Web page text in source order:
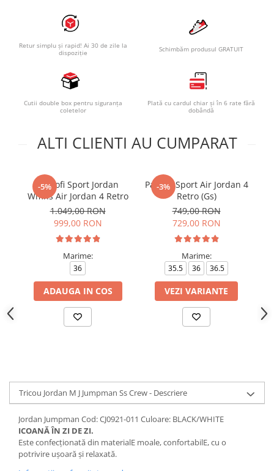
Retur simplu și rapid! Ai 30 de zile la
dispoziție
Schimbăm produsul GRATUIT
Cutii double box pentru siguranța
coletelor
Plată cu cardul chiar și în 6 rate fără
dobândă
ALTI CLIENTI AU CUMPARAT
-5%
Pantofi Sport Jordan
Wmns Air Jordan 4 Retro
1.049,00 RON
999,00 RON
Marime:
36
ADAUGA IN COS
-3%
Pantofi Sport Air Jordan 4
Retro (Gs)
749,00 RON
729,00 RON
Marime:
35.5 36 36.5
VEZI VARIANTE
Tricou Jordan M J Jumpman Ss Crew - Descriere
Jordan Jumpman Cod: CJ0921-011 Culoare: BLACK/WHITE
ICOANĂ ÎN ZI DE ZI.
Este confecționată din materialE moale, confortabilE, cu o
potrivire ușoară și relaxată.